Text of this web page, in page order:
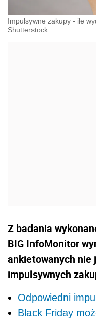
Impulsywne zakupy - ile
Shutterstock
Z badania
BIG InfoMonitor
ankietowanych nie
impulsywnych
Odpowiedni
Black Friday